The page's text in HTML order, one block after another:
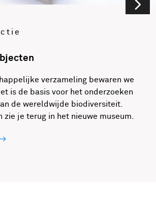
verzameling bewaren we
is de basis voor het onderzoeken
de wereldwijde biodiversiteit.
zie je terug in het nieuwe museum.